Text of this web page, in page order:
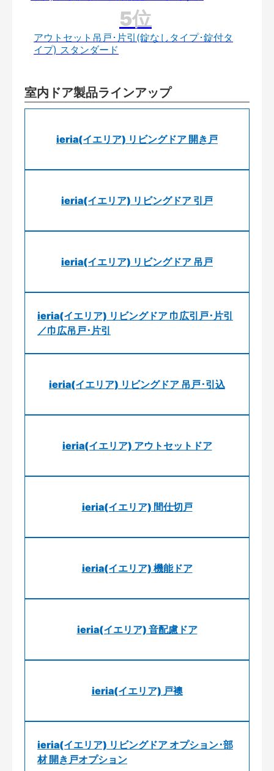
アウトセット吊戸･片引(錠なしタイプ･錠付タ
イプ) スタンダード
室内ドア製品ラインアップ
ieria(イエリア) リビングドア 開き戸
ieria(イエリア) リビングドア 引戸
ieria(イエリア) リビングドア 吊戸
ieria(イエリア) リビングドア 巾広引戸･片引
／巾広吊戸･片引
ieria(イエリア) リビングドア 吊戸･引込
ieria(イエリア) アウトセットドア
ieria(イエリア) 間仕切戸
ieria(イエリア) 機能ドア
ieria(イエリア) 音配慮ドア
ieria(イエリア) 戸襖
ieria(イエリア) リビングドア オプション･部
材 開き戸オプション